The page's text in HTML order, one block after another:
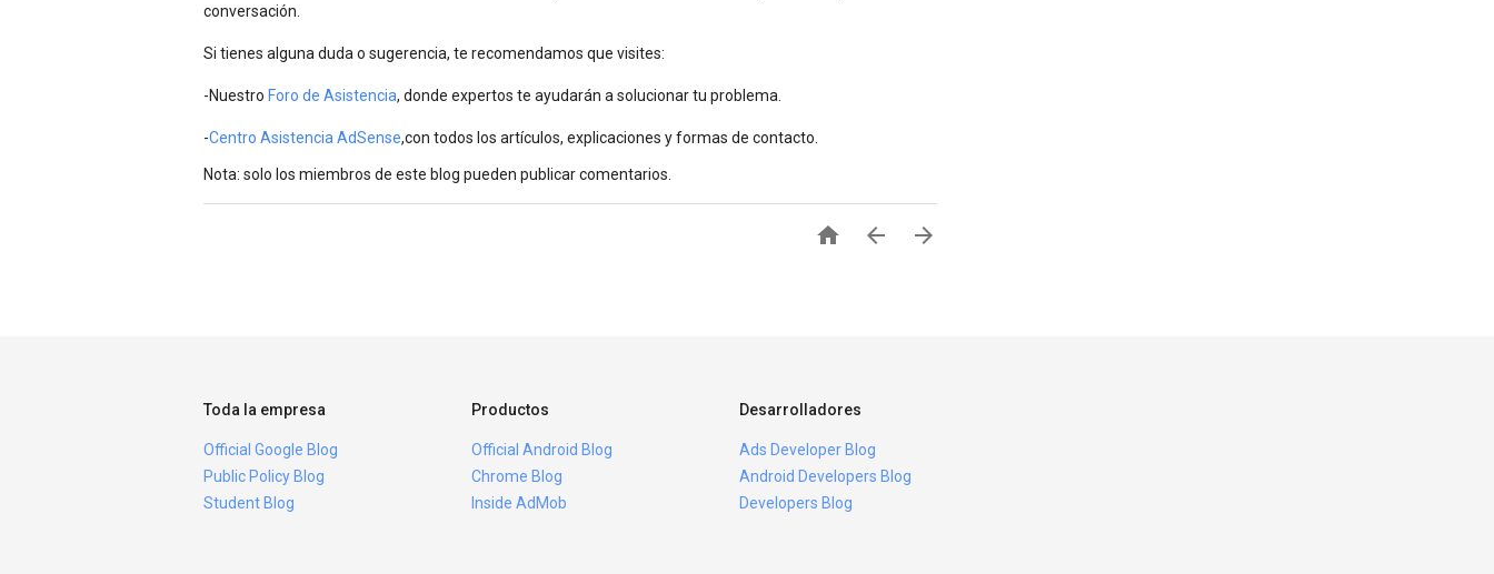
conversación.
Si tienes alguna duda o sugerencia, te recomendamos que visites:
-Nuestro Foro de Asistencia, donde expertos te ayudarán a solucionar tu problema.
-Centro Asistencia AdSense,con todos los artículos, explicaciones y formas de contacto.
Nota: solo los miembros de este blog pueden publicar comentarios.
  
Toda la empresa
Official Google Blog
Public Policy Blog
Student Blog
Productos
Official Android Blog
Chrome Blog
Inside AdMob
Desarrolladores
Ads Developer Blog
Android Developers Blog
Developers Blog